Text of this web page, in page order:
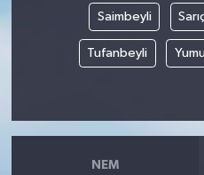
Saimbeyli
Tufanbeyli
NEM